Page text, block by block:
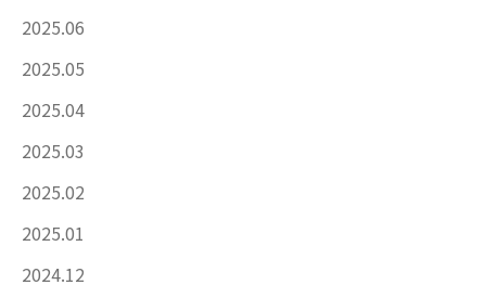
2025.06
2025.05
2025.04
2025.03
2025.02
2025.01
2024.12